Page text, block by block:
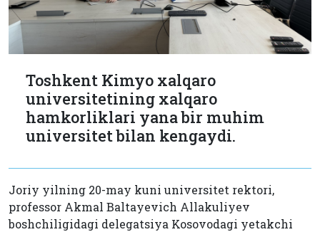
Toshkent Kimyo xalqaro
universitetining xalqaro
hamkorliklari yana bir muhim
universitet bilan kengaydi.
Joriy yilning 20-may kuni universitet rektori,
professor Akmal Baltayevich Allakuliyev
boshchiligidagi delegatsiya Kosovodagi yetakchi